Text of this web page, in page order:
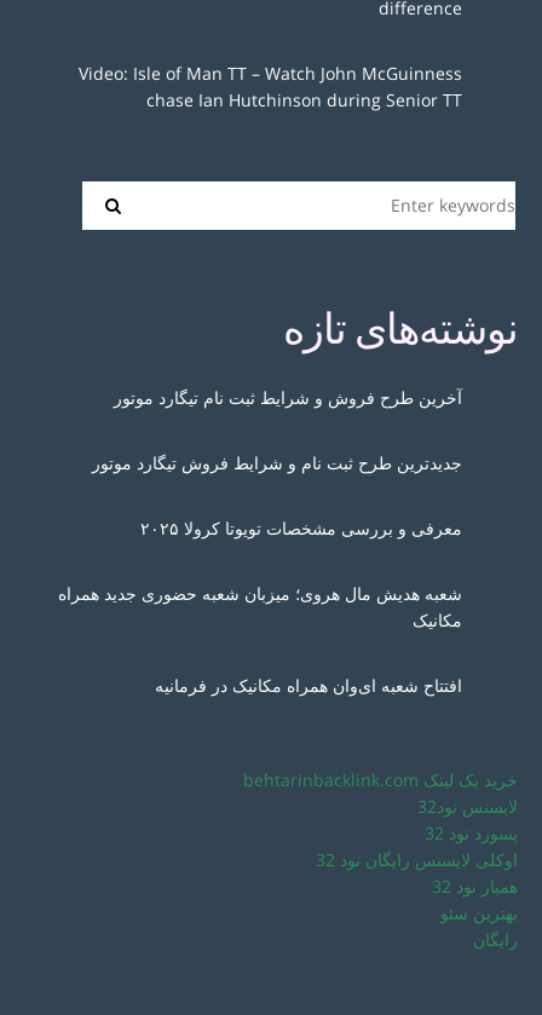
difference
Video: Isle of Man TT – Watch John McGuinness
chase Ian Hutchinson during Senior TT
نوشته‌های تازه
آخرین طرح فروش و شرایط ثبت نام تیگارد موتور
جدیدترین طرح ثبت نام و شرایط فروش تیگارد موتور
معرفی و بررسی مشخصات تویوتا کرولا ۲۰۲۵
شعبه هدیش مال هروی؛ میزبان شعبه حضوری جدید همراه
مکانیک
افتتاح شعبه ای‌وان همراه مکانیک در فرمانیه
خرید بک لینک behtarinbacklink.com
لایسنس نود32
پسورد نود 32
اوکلی لایسنس رایگان نود 32
همیار نود 32
بهترین سئو
رایگان